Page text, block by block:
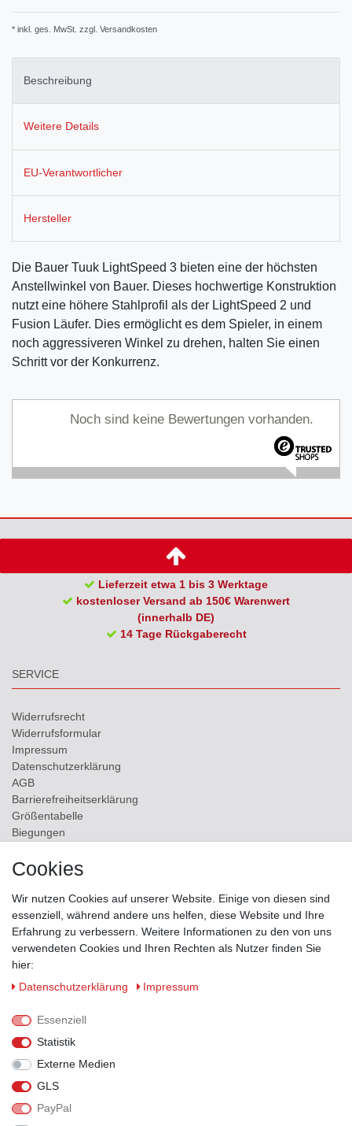
* inkl. ges. MwSt. zzgl. Versandkosten
Beschreibung
Weitere Details
EU-Verantwortlicher
Hersteller
Die Bauer Tuuk LightSpeed ​​3 bieten eine der höchsten
Anstellwinkel von Bauer. Dieses hochwertige Konstruktion
nutzt eine höhere Stahlprofil als der LightSpeed ​​2 und
Fusion Läufer. Dies ermöglicht es dem Spieler, in einem
noch aggressiveren Winkel zu drehen, halten Sie einen
Schritt vor der Konkurrenz.
Noch sind keine Bewertungen vorhanden.
Lieferzeit etwa 1 bis 3 Werktage
kostenloser Versand ab 150€ Warenwert
(innerhalb DE)
14 Tage Rückgaberecht
SERVICE
Widerrufs­recht
Widerrufs­formular
Impressum
Daten­schutz­erklärung
AGB
Barrierefreiheitserklärung
Größentabelle
Biegungen
Kontakt
ZAHLUNGSMÖGLICHKEITEN
VERSANDPARTNER
Cookies
Wir nutzen Cookies auf unserer Website. Einige von diesen sind
essenziell, während andere uns helfen, diese Website und Ihre
Erfahrung zu verbessern. Weitere Informationen zu den von uns
verwendeten Cookies und Ihren Rechten als Nutzer finden Sie
hier:
Daten­schutz­erklärung
Impressum
Essenziell
Statistik
Externe Medien
GLS
PayPal